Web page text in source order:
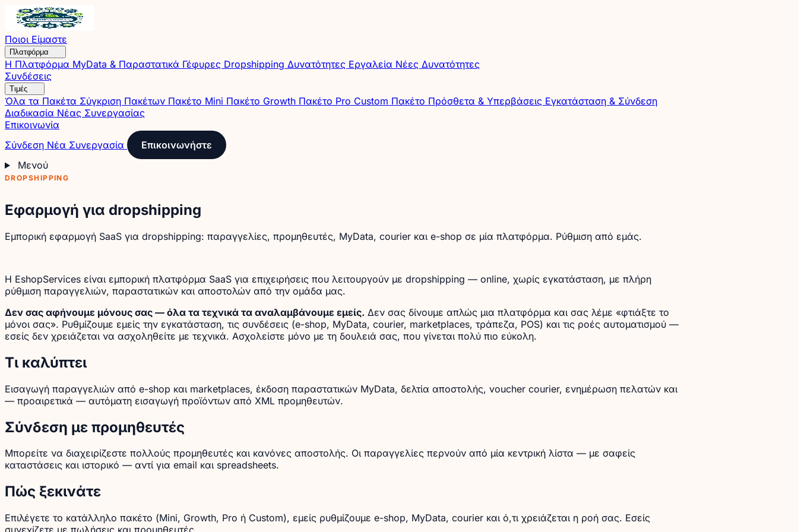
Ποιοι Είμαστε
Πλατφόρμα
Η Πλατφόρμα MyData & Παραστατικά Γέφυρες Dropshipping Δυνατότητες Εργαλεία Νέες Δυνατότητες
Συνδέσεις
Τιμές
Όλα τα Πακέτα Σύγκριση Πακέτων Πακέτο Mini Πακέτο Growth Πακέτο Pro Custom Πακέτο Πρόσθετα & Υπερβάσεις Εγκατάσταση & Σύνδεση
Διαδικασία Νέας Συνεργασίας
Επικοινωνία
Σύνδεση Νέα Συνεργασία
Επικοινωνήστε
Μενού
DROPSHIPPING
Εφαρμογή για dropshipping
Εμπορική εφαρμογή SaaS για dropshipping: παραγγελίες, προμηθευτές, MyData, courier και e-shop σε μία πλατφόρμα. Ρύθμιση από εμάς.
Η EshopServices είναι εμπορική πλατφόρμα SaaS για επιχειρήσεις που λειτουργούν με dropshipping — online, χωρίς εγκατάσταση, με πλήρη
ρύθμιση παραγγελιών, παραστατικών και αποστολών από την ομάδα μας.
Δεν σας αφήνουμε μόνους σας — όλα τα τεχνικά τα αναλαμβάνουμε εμείς. Δεν σας δίνουμε απλώς μια πλατφόρμα και σας λέμε «φτιάξτε το
μόνοι σας». Ρυθμίζουμε εμείς την εγκατάσταση, τις συνδέσεις (e-shop, MyData, courier, marketplaces, τράπεζα, POS) και τις ροές αυτοματισμού —
εσείς δεν χρειάζεται να ασχοληθείτε με τεχνικά. Ασχολείστε μόνο με τη δουλειά σας, που γίνεται πολύ πιο εύκολη.
Τι καλύπτει
Εισαγωγή παραγγελιών από e-shop και marketplaces, έκδοση παραστατικών MyData, δελτία αποστολής, voucher courier, ενημέρωση πελατών και
— προαιρετικά — αυτόματη εισαγωγή προϊόντων από XML προμηθευτών.
Σύνδεση με προμηθευτές
Μπορείτε να διαχειρίζεστε πολλούς προμηθευτές και κανόνες αποστολής. Οι παραγγελίες περνούν από μία κεντρική λίστα — με σαφείς
καταστάσεις και ιστορικό — αντί για email και spreadsheets.
Πώς ξεκινάτε
Επιλέγετε το κατάλληλο πακέτο (Mini, Growth, Pro ή Custom), εμείς ρυθμίζουμε e-shop, MyData, courier και ό,τι χρειάζεται η ροή σας. Εσείς